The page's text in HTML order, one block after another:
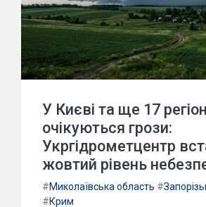
У Києві та ще 17
очікуються грози:
Укргідрометцентр
жовтий рівень
#Миколаївська область #
#Крим